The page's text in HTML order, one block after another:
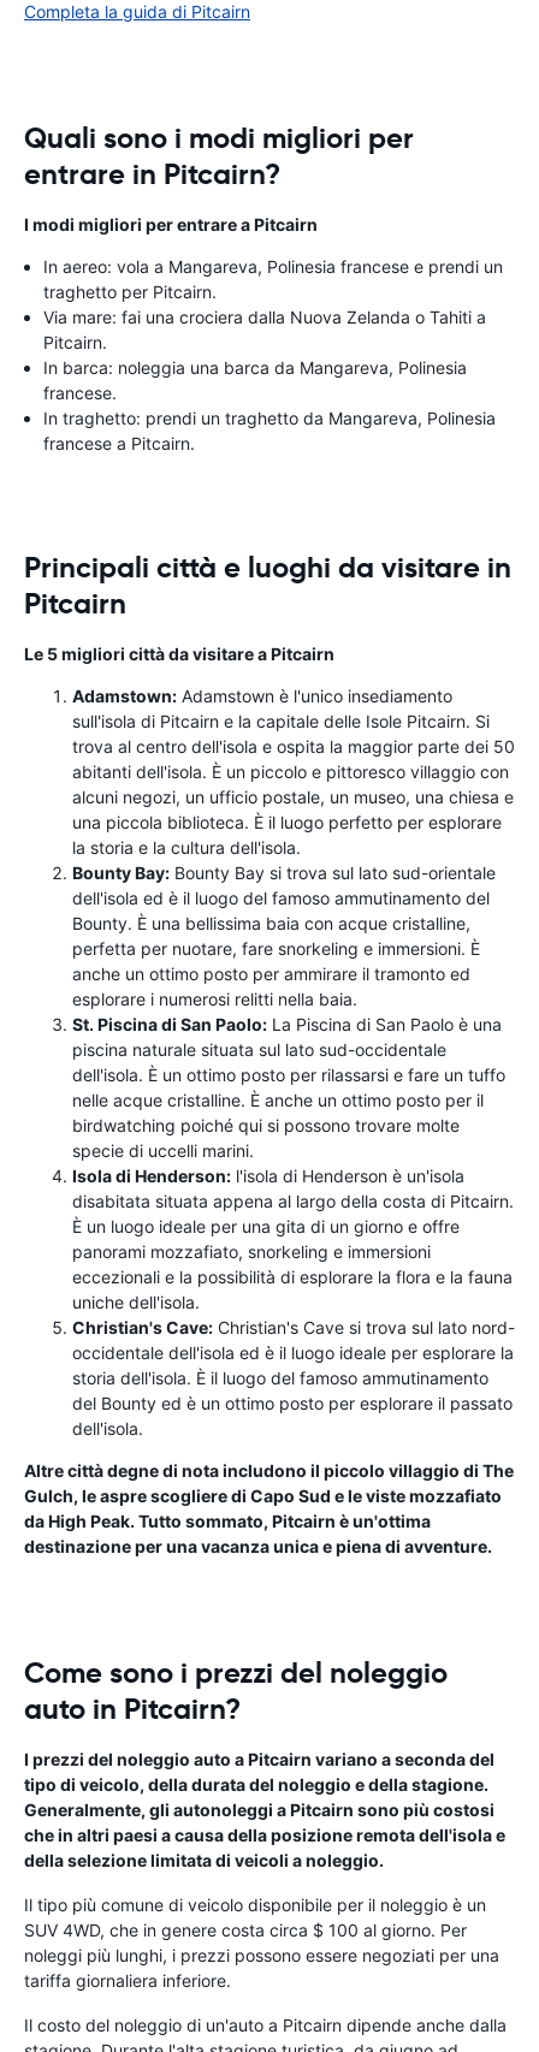
Completa la guida di Pitcairn
Quali sono i modi migliori per
entrare in Pitcairn?
I modi migliori per entrare a Pitcairn
In aereo: vola a Mangareva, Polinesia francese e prendi un
traghetto per Pitcairn.
Via mare: fai una crociera dalla Nuova Zelanda o Tahiti a
Pitcairn.
In barca: noleggia una barca da Mangareva, Polinesia
francese.
In traghetto: prendi un traghetto da Mangareva, Polinesia
francese a Pitcairn.
Principali città e luoghi da visitare in
Pitcairn
Le 5 migliori città da visitare a Pitcairn
Adamstown: Adamstown è l'unico insediamento
sull'isola di Pitcairn e la capitale delle Isole Pitcairn. Si
trova al centro dell'isola e ospita la maggior parte dei 50
abitanti dell'isola. È un piccolo e pittoresco villaggio con
alcuni negozi, un ufficio postale, un museo, una chiesa e
una piccola biblioteca. È il luogo perfetto per esplorare
la storia e la cultura dell'isola.
Bounty Bay: Bounty Bay si trova sul lato sud-orientale
dell'isola ed è il luogo del famoso ammutinamento del
Bounty. È una bellissima baia con acque cristalline,
perfetta per nuotare, fare snorkeling e immersioni. È
anche un ottimo posto per ammirare il tramonto ed
esplorare i numerosi relitti nella baia.
St. Piscina di San Paolo: La Piscina di San Paolo è una
piscina naturale situata sul lato sud-occidentale
dell'isola. È un ottimo posto per rilassarsi e fare un tuffo
nelle acque cristalline. È anche un ottimo posto per il
birdwatching poiché qui si possono trovare molte
specie di uccelli marini.
Isola di Henderson: l'isola di Henderson è un'isola
disabitata situata appena al largo della costa di Pitcairn.
È un luogo ideale per una gita di un giorno e offre
panorami mozzafiato, snorkeling e immersioni
eccezionali e la possibilità di esplorare la flora e la fauna
uniche dell'isola.
Christian's Cave: Christian's Cave si trova sul lato nord-
occidentale dell'isola ed è il luogo ideale per esplorare la
storia dell'isola. È il luogo del famoso ammutinamento
del Bounty ed è un ottimo posto per esplorare il passato
dell'isola.
Altre città degne di nota includono il piccolo villaggio di The
Gulch, le aspre scogliere di Capo Sud e le viste mozzafiato
da High Peak. Tutto sommato, Pitcairn è un'ottima
destinazione per una vacanza unica e piena di avventure.
Come sono i prezzi del noleggio
auto in Pitcairn?
I prezzi del noleggio auto a Pitcairn variano a seconda del
tipo di veicolo, della durata del noleggio e della stagione.
Generalmente, gli autonoleggi a Pitcairn sono più costosi
che in altri paesi a causa della posizione remota dell'isola e
della selezione limitata di veicoli a noleggio.
Il tipo più comune di veicolo disponibile per il noleggio è un
SUV 4WD, che in genere costa circa $ 100 al giorno. Per
noleggi più lunghi, i prezzi possono essere negoziati per una
tariffa giornaliera inferiore.
Il costo del noleggio di un'auto a Pitcairn dipende anche dalla